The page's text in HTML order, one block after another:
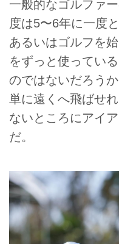
一般的なゴルファ
度は5〜6年に一度
あるいはゴルフを
をずっと使ってい
のではないだろう
単に遠くへ飛ばせ
ないところにアイ
だ。